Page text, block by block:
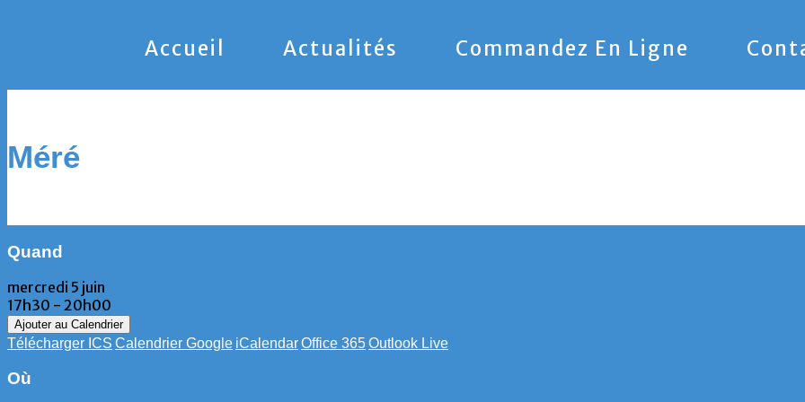
Accueil Actualités Commandez En Ligne
Méré
Quand
mercredi 5 juin
17h30 - 20h00
Ajouter au Calendrier
Télécharger ICS Calendrier Google iCalendarOffice 365Outlook Live
Où